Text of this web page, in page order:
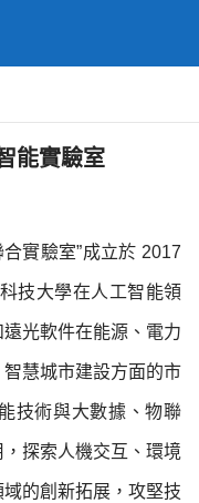
能實驗室
實驗室”成立於 2017
技大學在人工智能領
光軟件在能源、電力
慧城市建設方面的市
技術與大數據、物聯
探索人機交互、環境
的創新拓展，攻堅技